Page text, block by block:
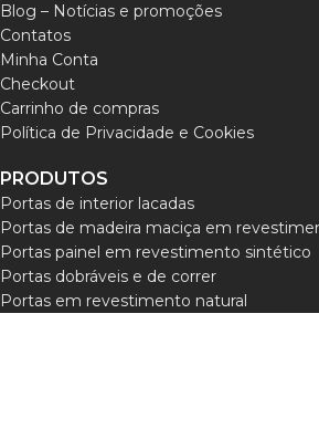
Blog – Notícias e promoções
Contatos
Minha Conta
Checkout
Carrinho de compras
Política de Privacidade e Cookies
PRODUTOS
Portas de interior lacadas
Portas de madeira maciça em
Portas painel em revestimento sintético
Portas dobráveis e de correr
Portas em revestimento natural